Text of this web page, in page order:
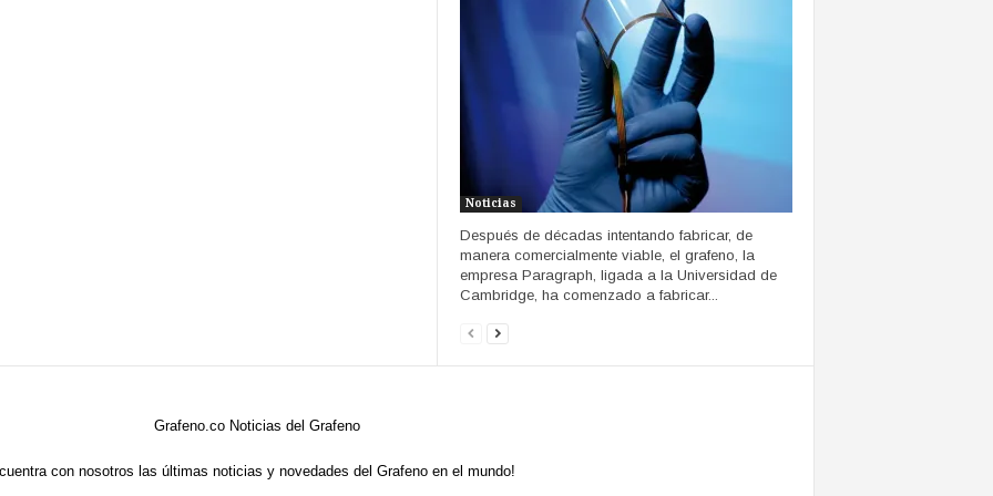
Noticias
Después de décadas intentando fabricar, de
manera comercialmente viable, el grafeno, la
empresa Paragraph, ligada a la Universidad de
Cambridge, ha comenzado a fabricar...
con nosotros las últimas noticias y novedades del Grafeno en el mundo!